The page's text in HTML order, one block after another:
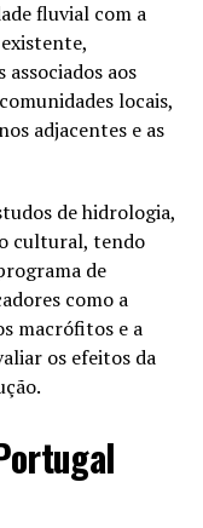
fluvial com a
aos
locais,
adjacentes e as
de hidrologia,
cultural, tendo
de
como a
macrófitos e a
os efeitos da